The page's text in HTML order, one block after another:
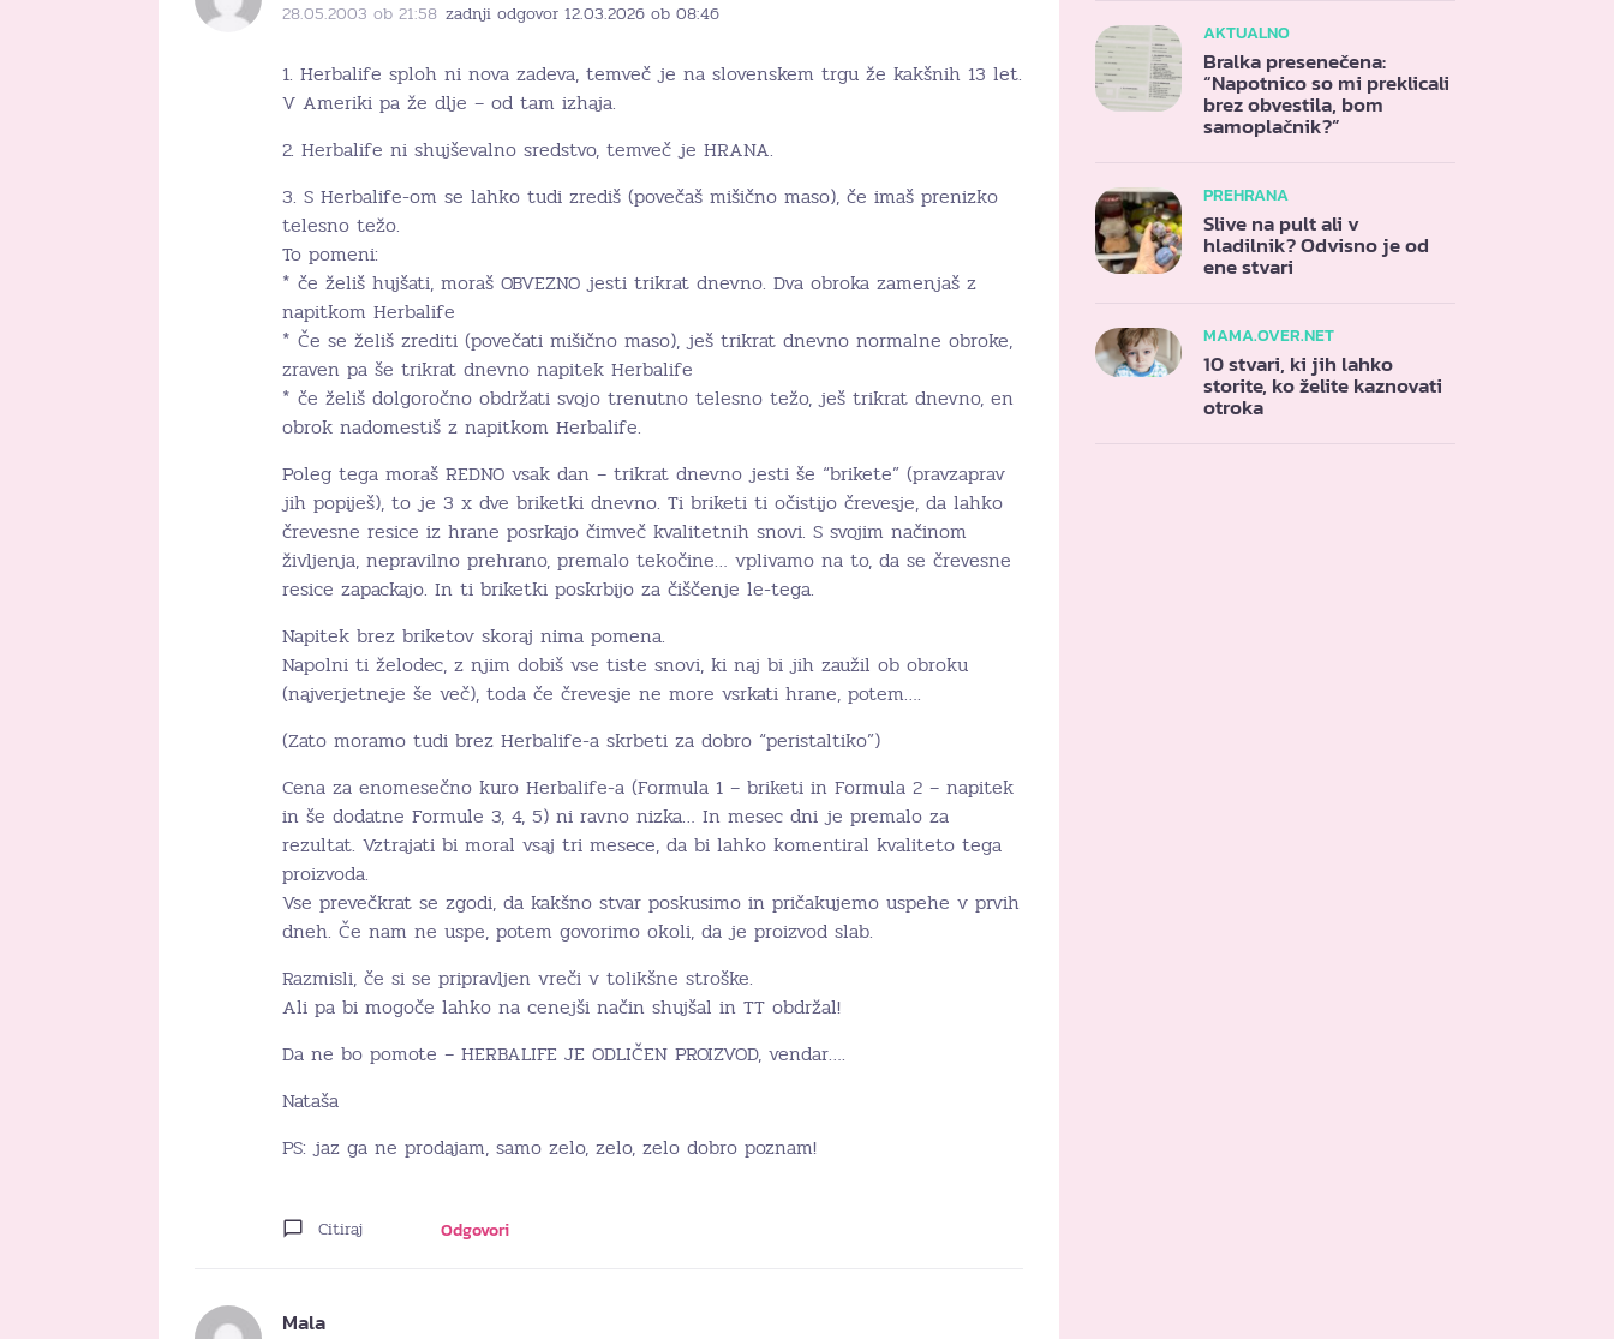
28.05.2003 ob 21:58 zadnji odgovor 12.03.2026 ob 08:46
1. Herbalife sploh ni nova zadeva, temveč je na slovenskem trgu že kakšnih 13 let.
V Ameriki pa že dlje – od tam izhaja.
2. Herbalife ni shujševalno sredstvo, temveč je HRANA.
3. S Herbalife-om se lahko tudi zrediš (povečaš mišično maso), če imaš prenizko
telesno težo.
To pomeni:
* če želiš hujšati, moraš OBVEZNO jesti trikrat dnevno. Dva obroka zamenjaš z
napitkom Herbalife
* Če se želiš zrediti (povečati mišično maso), ješ trikrat dnevno normalne obroke,
zraven pa še trikrat dnevno napitek Herbalife
* če želiš dolgoročno obdržati svojo trenutno telesno težo, ješ trikrat dnevno, en
obrok nadomestiš z napitkom Herbalife.
Poleg tega moraš REDNO vsak dan – trikrat dnevno jesti še “brikete” (pravzaprav
jih popiješ), to je 3 x dve briketki dnevno. Ti briketi ti očistijo črevesje, da lahko
črevesne resice iz hrane posrkajo čimveč kvalitetnih snovi. S svojim načinom
življenja, nepravilno prehrano, premalo tekočine… vplivamo na to, da se črevesne
resice zapackajo. In ti briketki poskrbijo za čiščenje le-tega.
Napitek brez briketov skoraj nima pomena.
Napolni ti želodec, z njim dobiš vse tiste snovi, ki naj bi jih zaužil ob obroku
(najverjetneje še več), toda če črevesje ne more vsrkati hrane, potem….
(Zato moramo tudi brez Herbalife-a skrbeti za dobro “peristaltiko”)
Cena za enomesečno kuro Herbalife-a (Formula 1 – briketi in Formula 2 – napitek
in še dodatne Formule 3, 4, 5) ni ravno nizka… In mesec dni je premalo za
rezultat. Vztrajati bi moral vsaj tri mesece, da bi lahko komentiral kvaliteto tega
proizvoda.
Vse prevečkrat se zgodi, da kakšno stvar poskusimo in pričakujemo uspehe v prvih
dneh. Če nam ne uspe, potem govorimo okoli, da je proizvod slab.
Razmisli, če si se pripravljen vreči v tolikšne stroške.
Ali pa bi mogoče lahko na cenejši način shujšal in TT obdržal!
Da ne bo pomote – HERBALIFE JE ODLIČEN PROIZVOD, vendar….
Nataša
PS: jaz ga ne prodajam, samo zelo, zelo, zelo dobro poznam!
Citiraj Odgovori
Mala
AKTUALNO
Bralka presenečena:
“Napotnico so mi preklicali
brez obvestila, bom
samoplačnik?”
PREHRANA
Slive na pult ali v
hladilnik? Odvisno je od
ene stvari
MAMA.OVER.NET
10 stvari, ki jih lahko
storite, ko želite kaznovati
otroka